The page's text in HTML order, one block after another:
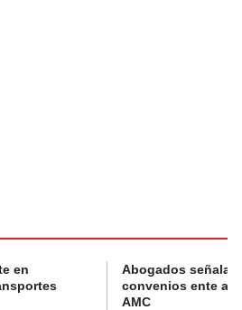
en
Abogados
convenios ente
AMC